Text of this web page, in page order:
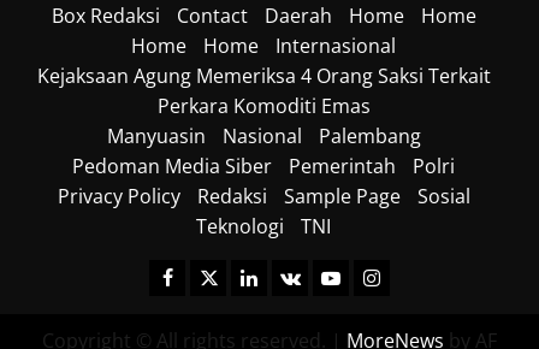
Box Redaksi
Contact Daerah Home
Home
Home
Home
Internasional
Kejaksaan Agung Memeriksa 4 Orang Saksi Terkait
Perkara Komoditi Emas
Manyuasin
Nasional
Palembang
Pedoman Media Siber
Pemerintah
Polri
Privacy Policy
Redaksi Sample Page
Sosial
Teknologi
TNI
Facebook
TwitterLinkedin
VK YoutubeInstagram
Copyright © All rights reserved. | MoreNews by AF